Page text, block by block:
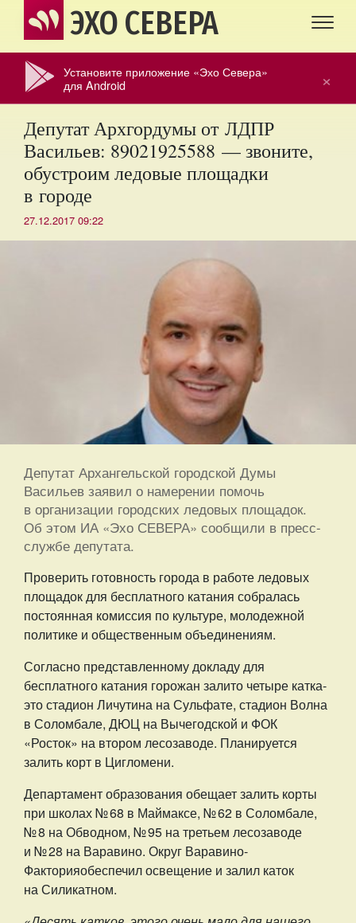
ЭХО СЕВЕРА
×
Установите приложение «Эхо Севера»
для Android
Депутат Архгордумы от ЛДПР
Васильев: 89021925588 — звоните,
обустроим ледовые площадки
в городе
27.12.2017 09:22
Депутат Архангельской городской Думы
Васильев заявил о намерении помочь
в организации городских ледовых площадок.
Об этом ИА «Эхо СЕВЕРА» сообщили в пресс-
службе депутата.
Проверить готовность города в работе ледовых
площадок для бесплатного катания собралась
постоянная комиссия по культуре, молодежной
политике и общественным объединениям.
Согласно представленному докладу для
бесплатного катания горожан залито четыре катка-
это стадион Личутина на Сульфате, стадион Волна
в Соломбале, ДЮЦ на Вычегодской и ФОК
«Росток» на втором лесозаводе. Планируется
залить корт в Цигломени.
Департамент образования обещает залить корты
при школах № 68 в Маймаксе, № 62 в Соломбале,
№ 8 на Обводном, № 95 на третьем лесозаводе
и № 28 на Варавино. Округ Варавино-
Факторияобеспечил освещение и залил каток
на Силикатном.